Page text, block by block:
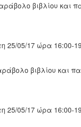
βιβλίου και
25/05/17 ώρα 16:00-
βιβλίου και
25/05/17 ώρα 16:00-